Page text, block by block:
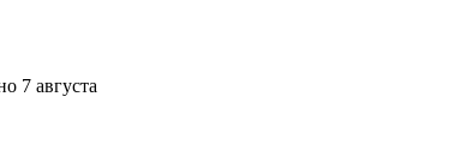
7 августа